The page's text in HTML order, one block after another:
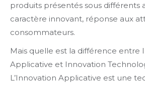
produits présentés sous différents
caractère innovant, réponse aux
consommateurs.
Mais quelle est la différence entre
Applicative et Innovation
L’Innovation Applicative est une